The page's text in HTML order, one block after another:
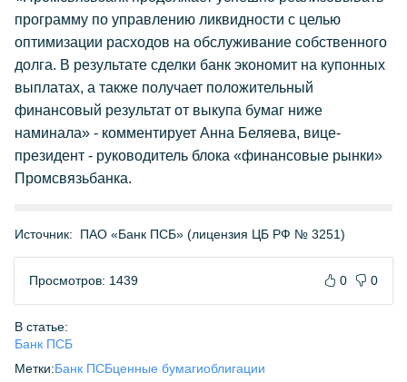
программу по управлению ликвидности с целью
оптимизации расходов на обслуживание собственного
долга. В результате сделки банк экономит на купонных
выплатах, а также получает положительный
финансовый результат от выкупа бумаг ниже
наминала» - комментирует Анна Беляева, вице-
президент - руководитель блока «финансовые рынки»
Промсвязьбанка.
Источник: ПАО «Банк ПСБ» (лицензия ЦБ РФ № 3251)
Просмотров: 1439 0 0
В статье:
Банк ПСБ
Метки:Банк ПСБценные бумагиоблигации